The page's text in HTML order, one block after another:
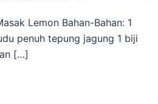
Lemon Bahan-Bahan: 1
penuh tepung jagung 1 biji
[…]